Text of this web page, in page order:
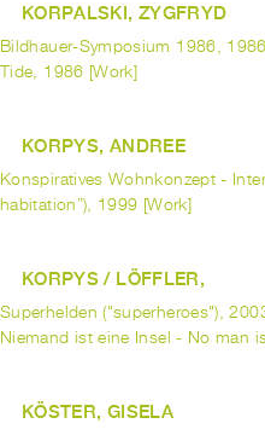
KORPALSKI, ZYGFRYD
Bildhauer-Symposium 1986,
Tide, 1986 [Work]
KORPYS, ANDREE
Konspiratives Wohnkonzept -
habitation”), 1999 [Work]
KORPYS / LÖFFLER,
Superhelden ("superheroes"),
Niemand ist eine Insel - No man
KÖSTER, GISELA